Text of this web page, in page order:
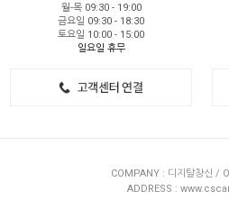
월-목 09:30 - 19:00
금요일 09:30 - 18:30
토요일 10:00 - 15:00
일요일 휴무
COMPANY : 디지탈창신 /
ADDRESS :